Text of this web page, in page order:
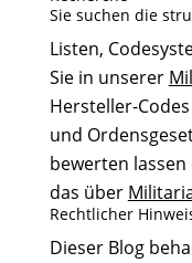
Sie suchen die
Listen,
Sie in unserer
Hersteller-
und
bewerten
das über
Rechtlicher
Dieser Blog